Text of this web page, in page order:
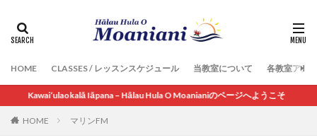
HOME CLASSES / レッスンスケジュール 当教室について 各教室アク
Kawai‘ulaokalā Iāpana – Hālau Hula O Moanianiのページへようこそ
HOME マリンFM